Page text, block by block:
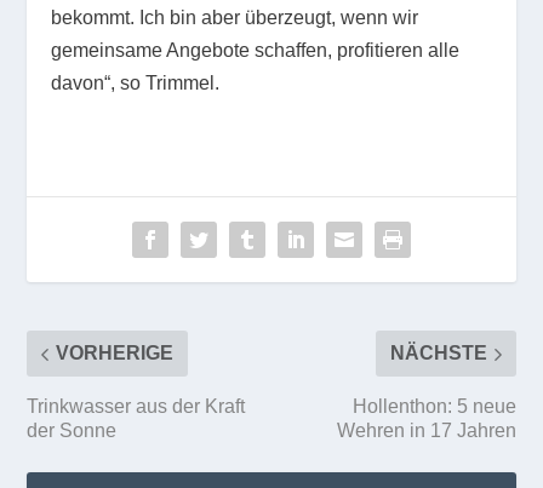
bekommt. Ich bin aber überzeugt, wenn wir
gemeinsame Angebote schaffen, profitieren alle
davon“, so Trimmel.
VORHERIGE
Trinkwasser aus der Kraft
der Sonne
NÄCHSTE
Hollenthon: 5 neue
Wehren in 17 Jahren